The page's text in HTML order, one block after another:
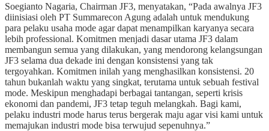
Soegianto Nagaria, Chairman JF3, menyatakan, “Pada awalnya JF3
diinisiasi oleh PT Summarecon Agung adalah untuk mendukung
para pelaku usaha mode agar dapat menampilkan karyanya secara
lebih professional. Komitmen menjadi dasar utama JF3 dalam
membangun semua yang dilakukan, yang mendorong kelangsungan
JF3 selama dua dekade ini dengan konsistensi yang tak
tergoyahkan. Komitmen inilah yang menghasilkan konsistensi. 20
tahun bukanlah waktu yang singkat, terutama untuk sebuah festival
mode. Meskipun menghadapi berbagai tantangan, seperti krisis
ekonomi dan pandemi, JF3 tetap teguh melangkah. Bagi kami,
pelaku industri mode harus terus bergerak maju agar visi kami untuk
memajukan industri mode bisa terwujud sepenuhnya.”